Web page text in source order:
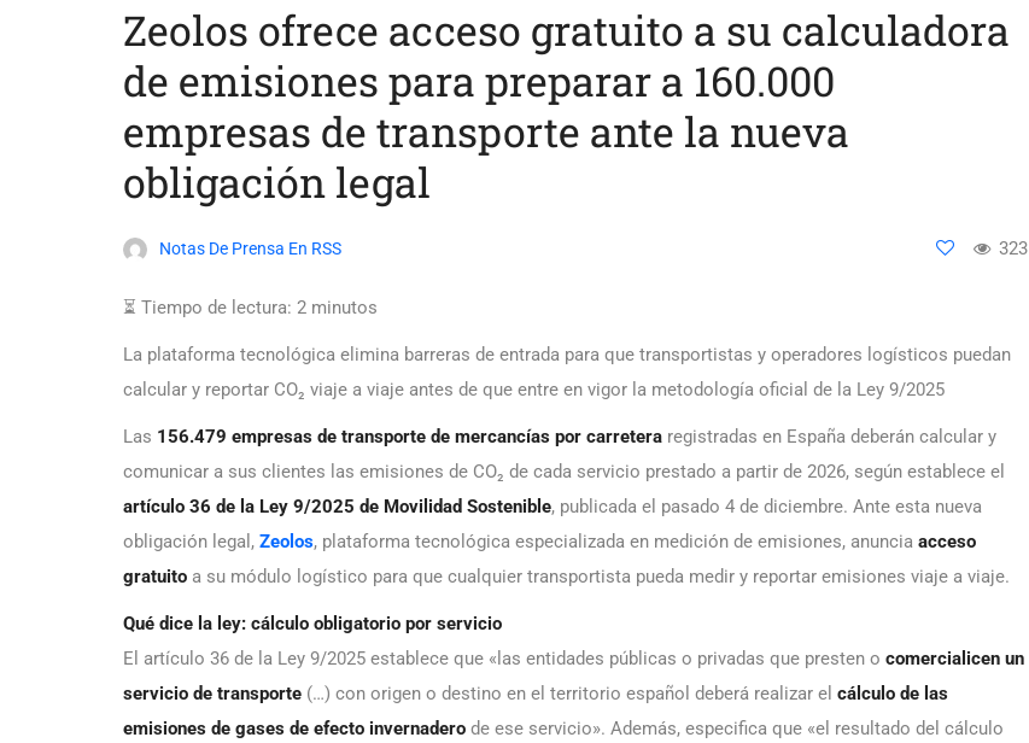
Zeolos ofrece acceso gratuito a su calculadora
de emisiones para preparar a 160.000
empresas de transporte ante la nueva
obligación legal
Notas De Prensa En RSS 323
⏳ Tiempo de lectura: 2 minutos
La plataforma tecnológica elimina barreras de entrada para que transportistas y operadores logísticos puedan
calcular y reportar CO₂ viaje a viaje antes de que entre en vigor la metodología oficial de la Ley 9/2025
Las 156.479 empresas de transporte de mercancías por carretera registradas en España deberán calcular y
comunicar a sus clientes las emisiones de CO₂ de cada servicio prestado a partir de 2026, según establece el
artículo 36 de la Ley 9/2025 de Movilidad Sostenible, publicada el pasado 4 de diciembre. Ante esta nueva
obligación legal, Zeolos, plataforma tecnológica especializada en medición de emisiones, anuncia acceso
gratuito a su módulo logístico para que cualquier transportista pueda medir y reportar emisiones viaje a viaje.
Qué dice la ley: cálculo obligatorio por servicio
El artículo 36 de la Ley 9/2025 establece que «las entidades públicas o privadas que presten o comercialicen un
servicio de transporte (…) con origen o destino en el territorio español deberá realizar el cálculo de las
emisiones de gases de efecto invernadero de ese servicio». Además, especifica que «el resultado del cálculo